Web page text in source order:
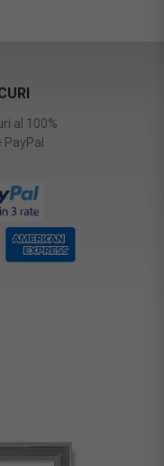
al 100%